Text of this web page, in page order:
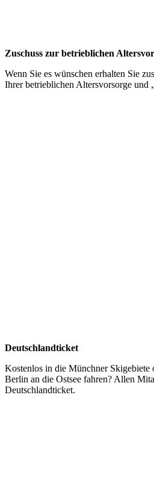
Zuschuss zur betrieblichen
Wenn Sie es wünschen erhalten Sie
Ihrer betrieblichen Altersvorsorge und
Deutschlandticket
Kostenlos in die Münchner Skigebiete
Berlin an die Ostsee fahren? Allen
Deutschlandticket.